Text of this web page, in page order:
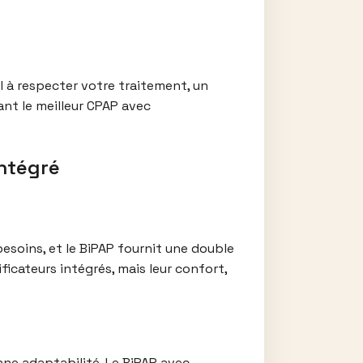
à respecter votre traitement, un
le meilleur CPAP avec
et le BiPAP fournit une double
intégrés, mais leur confort,